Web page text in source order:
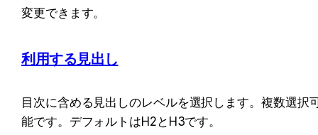
変更できます。
利用する見出し
目次に含める見出しのレベルを選択します。複数選択
能です。デフォルトはH2とH3です。